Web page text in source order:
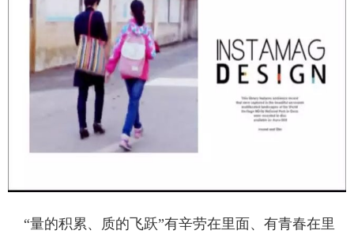
“量的积累、质的飞跃”有辛劳在里面、有青春在里